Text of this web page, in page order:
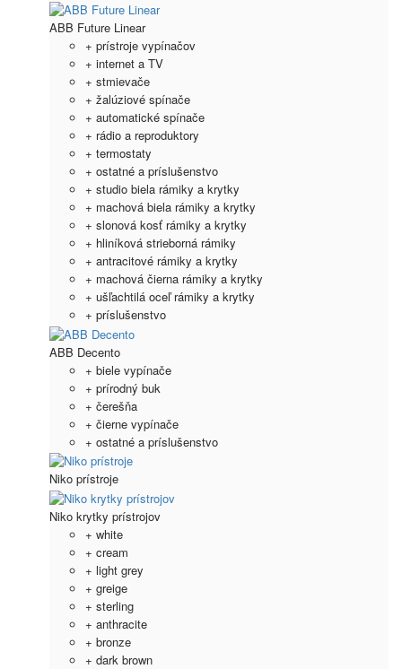
ABB Future Linear
+ prístroje vypínačov
+ internet a TV
+ stmievače
+ žalúziové spínače
+ automatické spínače
+ rádio a reproduktory
+ termostaty
+ ostatné a príslušenstvo
+ studio biela rámiky a krytky
+ machová biela rámiky a krytky
+ slonová kosť rámiky a krytky
+ hliníková strieborná rámiky
+ antracitové rámiky a krytky
+ machová čierna rámiky a krytky
+ ušľachtilá oceľ rámiky a krytky
+ príslušenstvo
ABB Decento
+ biele vypínače
+ prírodný buk
+ čerešňa
+ čierne vypínače
+ ostatné a príslušenstvo
Niko prístroje
Niko krytky prístrojov
+ white
+ cream
+ light grey
+ greige
+ sterling
+ anthracite
+ bronze
+ dark brown